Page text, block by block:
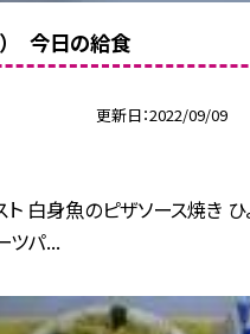
今日の給食
更新日 2022/09/09
ト 白身魚のピザソース焼き
ツパ...